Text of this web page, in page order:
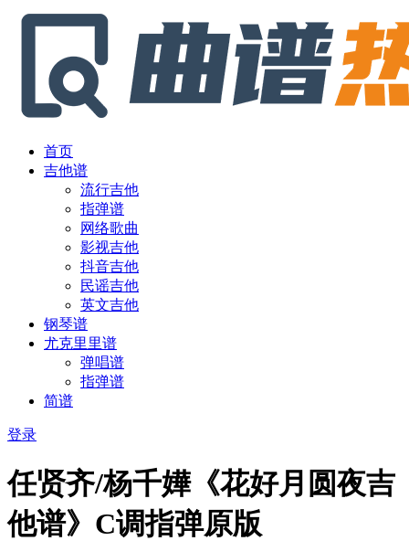
首页
吉他谱
流行吉他
指弹谱
网络歌曲
影视吉他
抖音吉他
民谣吉他
英文吉他
钢琴谱
尤克里里谱
弹唱谱
指弹谱
简谱
登录
任贤齐/杨千嬅《花好月圆夜吉
他谱》C调指弹原版